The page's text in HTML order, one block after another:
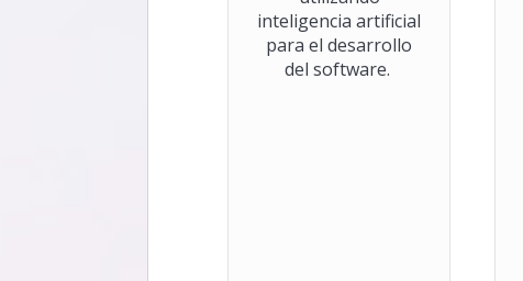
inteligencia artificial
para el desarrollo
del software.